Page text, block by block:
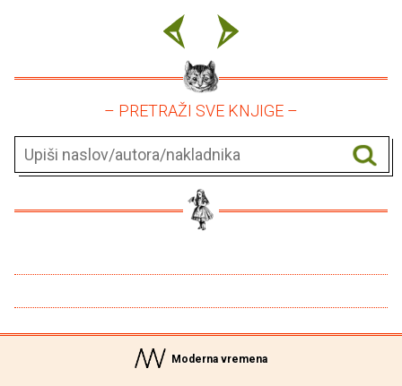
– PRETRAŽI SVE KNJIGE –
Moderna vremena